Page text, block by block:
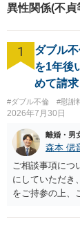
異性関係(不
1
ダブル
を1年後
めて請求
#ダブル不倫 #慰謝
2026年7月30日
離婚・男
森本 偲
ご相談事項につ
にしていただき
をご持参の上、
される可能性は